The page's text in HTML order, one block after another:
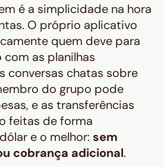
é a simplicidade na hora
O próprio aplicativo
quem deve para
as planilhas
conversas chatas sobre
do grupo pode
e as transferências
feitas de forma
e o melhor: sem
cobrança adicional.